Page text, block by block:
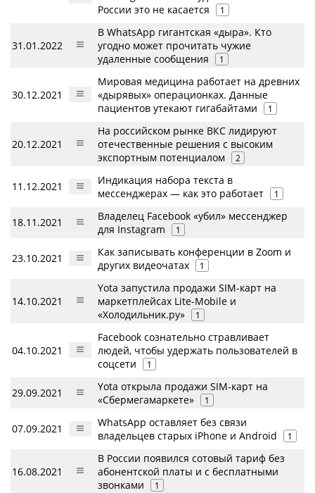
России это не касается
1
31.01.2022
В WhatsApp гигантская «дыра». Кто
угодно может прочитать чужие
удаленные сообщения
1
30.12.2021
Мировая медицина работает на древних
«дырявых» операционках. Данные
пациентов утекают гигабайтами
1
20.12.2021
На российском рынке ВКС лидируют
отечественные решения с высоким
экспортным потенциалом
2
11.12.2021
Индикация набора текста в
мессенджерах — как это работает
1
18.11.2021
Владелец Facebook «убил» мессенджер
для Instagram
1
23.10.2021
Как записывать конференции в Zoom и
других видеочатах
1
14.10.2021
Yota запустила продажи SIM-карт на
маркетплейсах Lite-Mobile и
«Холодильник.ру»
1
04.10.2021
Facebook сознательно стравливает
людей, чтобы удержать пользователей в
соцсети
1
29.09.2021
Yota открыла продажи SIM-карт на
«Сбермегамаркете»
1
07.09.2021
WhatsApp оставляет без связи
владельцев старых iPhone и Android
1
16.08.2021
В России появился сотовый тариф без
абонентской платы и с бесплатными
звонками
1